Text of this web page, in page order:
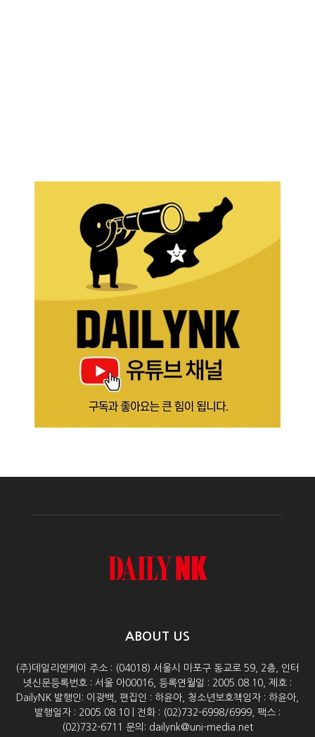
ABOUT US
(주)데일리엔케이 주소 : (04018) 서울시 마포구 동교로 59, 2층, 인터
넷신문등록번호 : 서울 아00016, 등록연월일 : 2005.08.10, 제호 :
DailyNK 발행인: 이광백, 편집인 : 하윤아, 청소년보호책임자 : 하윤아,
발행일자 : 2005.08.10 | 전화 : (02)732-6998/6999, 팩스 :
(02)732-6711 문의: dailynk@uni-media.net